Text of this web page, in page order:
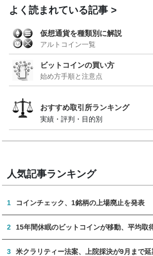
よく読まれている記事
仮想通貨を種類別に解説
アルトコイン一覧
ビットコインの買い方
始め方手順と注意点
おすすめ取引所ランキング
実績・評判・目的別
人気記事ランキング
1 コインチェック、1銘柄の上場廃止を発表
2 15年間休眠のビットコインが移動、平均取
3 米クラリティー法案、上院採決が9月まで